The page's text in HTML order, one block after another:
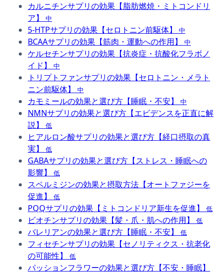
カルニチンサプリの効果【脂肪燃焼・ミトコンドリ
ア】
中
5-HTPサプリの効果【セロトニン前駆体】 中
BCAAサプリの効果【筋肉・運動への作用】 中
ケルセチンサプリの効果【抗炎症・抗酸化フラボノ
イド】
中
トリプトファンサプリの効果【セロトニン・メラト
ニン前駆体】
中
カモミールの効果と選び方【睡眠・不安】 中
NMNサプリの効果と選び方【エビデンスを正直に解
説】
低
ヒアルロン酸サプリの効果と選び方【経口摂取の真
実】
低
GABAサプリの効果と選び方【ストレス・睡眠への
影響】
低
スペルミジンの効果と摂取方法【オートファジーを
促進】
低
PQQサプリの効果【ミトコンドリア新生を促進】 低
ビオチンサプリの効果【髪・爪・肌への作用】 低
バレリアンの効果と選び方【睡眠・不安】 低
フィセチンサプリの効果【セノリティクス・抗老化
の可能性】
低
パッションフラワーの効果と選び方【不安・睡眠】